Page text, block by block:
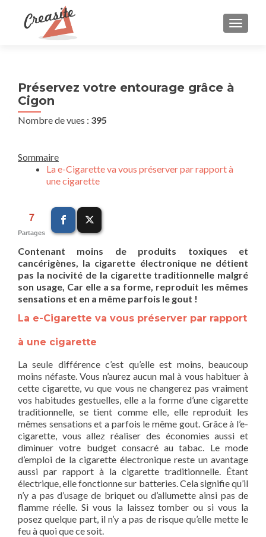
Préservez votre entourage grâce à
Cigon
Nombre de vues : 395
Sommaire
La e-Cigarette va vous préserver par rapport à
une cigarette
7
Partages
Contenant moins de produits toxiques et
cancérigènes, la cigarette électronique ne détient
pas la nocivité de la cigarette traditionnelle malgré
son usage, Car elle a sa forme, reproduit les mêmes
sensations et en a même parfois le gout !
La e-Cigarette va vous préserver par rapport
à une cigarette
La seule différence c’est qu’elle est moins, beaucoup
moins néfaste. Vous n’aurez aucun mal à vous habituer à
cette cigarette, vu que vous ne changerez pas vraiment
vos habitudes gestuelles, elle a la forme d’une cigarette
traditionnelle, se tient comme elle, elle reproduit les
mêmes sensations et a parfois le même gout. Grâce à l’e-
cigarette, vous allez réaliser des économies aussi et
diminuer votre budget consacré au tabac. Le mode
d’emploi de la cigarette électronique reste un avantage
aussi par rapport à la cigarette traditionnelle. Étant
électrique, elle fonctionne sur batteries. Cela signifie qu’il
n’y a pas d’usage de briquet ou d’allumette ainsi pas de
flamme réelle. Si vous la laissez tomber ou si vous la
posez quelque part, il n’y a pas de risque qu’elle mette le
feu à quoi que ce soit.